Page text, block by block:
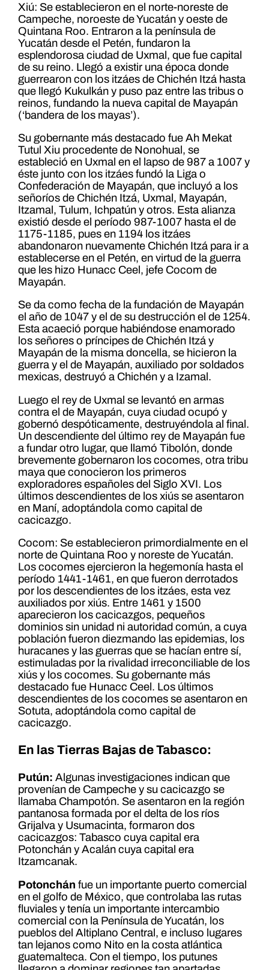
Xiú: Se establecieron en el norte-noreste de
Campeche, noroeste de Yucatán y oeste de
Quintana Roo. Entraron a la península de
Yucatán desde el Petén, fundaron la
esplendorosa ciudad de Uxmal, que fue capital
de su reino. Llegó a existir una época donde
guerrearon con los itzáes de Chichén Itzá hasta
que llegó Kukulkán y puso paz entre las tribus o
reinos, fundando la nueva capital de Mayapán
(‘bandera de los mayas’).
Su gobernante más destacado fue Ah Mekat
Tutul Xiu procedente de Nonohual, se
estableció en Uxmal en el lapso de 987 a 1007 y
éste junto con los itzáes fundó la Liga o
Confederación de Mayapán, que incluyó a los
señoríos de Chichén Itzá, Uxmal, Mayapán,
Itzamal, Tulum, Ichpatún y otros. Esta alianza
existió desde el período 987-1007 hasta el de
1175-1185, pues en 1194 los itzáes
abandonaron nuevamente Chichén Itzá para ir a
establecerse en el Petén, en virtud de la guerra
que les hizo Hunacc Ceel, jefe Cocom de
Mayapán.
Se da como fecha de la fundación de Mayapán
el año de 1047 y el de su destrucción el de 1254.
Esta acaeció porque habiéndose enamorado
los señores o príncipes de Chichén Itzá y
Mayapán de la misma doncella, se hicieron la
guerra y el de Mayapán, auxiliado por soldados
mexicas, destruyó a Chichén y a Izamal.
Luego el rey de Uxmal se levantó en armas
contra el de Mayapán, cuya ciudad ocupó y
gobernó despóticamente, destruyéndola al final.
Un descendiente del último rey de Mayapán fue
a fundar otro lugar, que llamó Tibolón, donde
brevemente gobernaron los cocomes, otra tribu
maya que conocieron los primeros
exploradores españoles del Siglo XVI. Los
últimos descendientes de los xiús se asentaron
en Maní, adoptándola como capital de
cacicazgo.
Cocom: Se establecieron primordialmente en el
norte de Quintana Roo y noreste de Yucatán.
Los cocomes ejercieron la hegemonía hasta el
período 1441-1461, en que fueron derrotados
por los descendientes de los itzáes, esta vez
auxiliados por xiús. Entre 1461 y 1500
aparecieron los cacicazgos, pequeños
dominios sin unidad ni autoridad común, a cuya
población fueron diezmando las epidemias, los
huracanes y las guerras que se hacían entre sí,
estimuladas por la rivalidad irreconciliable de los
xiús y los cocomes. Su gobernante más
destacado fue Hunacc Ceel. Los últimos
descendientes de los cocomes se asentaron en
Sotuta, adoptándola como capital de
cacicazgo.
En las Tierras Bajas de Tabasco:
Putún: Algunas investigaciones indican que
provenían de Campeche y su cacicazgo se
llamaba Champotón. Se asentaron en la región
pantanosa formada por el delta de los ríos
Grijalva y Usumacinta, formaron dos
cacicazgos: Tabasco cuya capital era
Potonchán y Acalán cuya capital era
Itzamcanak.
Potonchán fue un importante puerto comercial
en el golfo de México, que controlaba las rutas
fluviales y tenía un importante intercambio
comercial con la Península de Yucatán, los
pueblos del Altiplano Central, e incluso lugares
tan lejanos como Nito en la costa atlántica
guatemalteca. Con el tiempo, los putunes